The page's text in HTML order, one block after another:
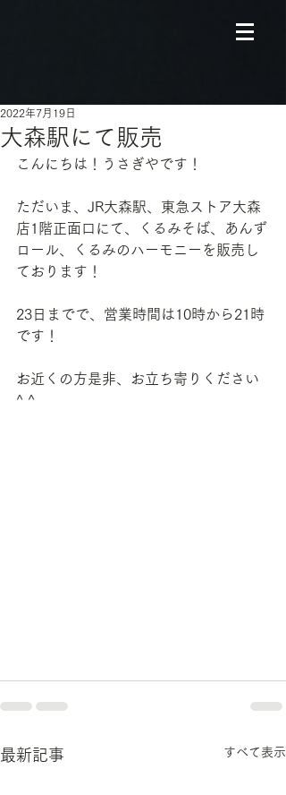
大森駅にて販売
2022年7月19日
こんにちは！うさぎやです！
ただいま、JR大森駅、東急ストア大森
店1階正面口にて、くるみそば、あんず
ロール、くるみのハーモニーを販売し
ております！
23日までで、営業時間は10時から21時
です！
お近くの方是非、お立ち寄りください
^ ^
最新記事 すべて表示